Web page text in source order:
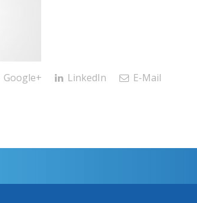
Google+ LinkedIn E-Mail